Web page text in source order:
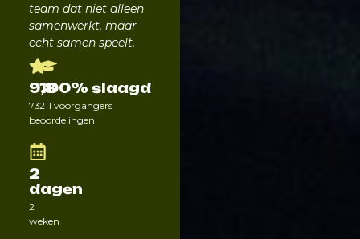
team dat niet alleen
samenwerkt, maar
echt samen speelt.
9,8
73
beoordelingen
2
dagen
2
weken
100% slaagd
211 voorgangers